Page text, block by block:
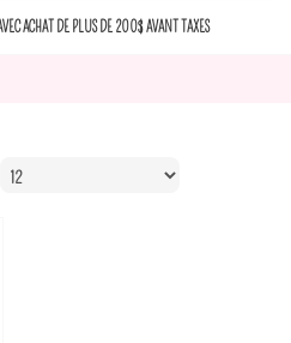
ACHAT DE PLUS DE 200$ AVANT TAXES